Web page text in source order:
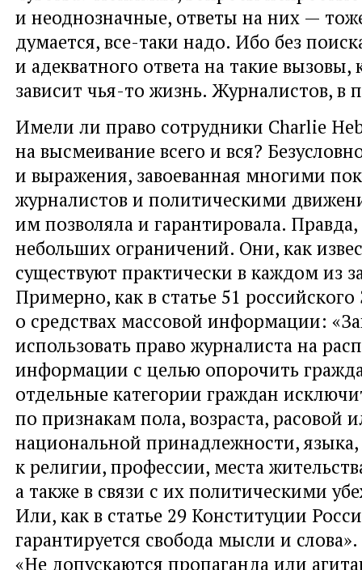
и неоднозначные, ответы на них —
думается, все-таки надо. Ибо без
и адекватного ответа на такие вызовы,
зависит чья-то жизнь. Журналистов, в
Имели ли право сотрудники Charlie
на высмеивание всего и вся?
и выражения, завоеванная многими
журналистов и политическими
им позволяла и гарантировала.
небольших ограничений. Они, как
существуют практически в каждом из
Примерно, как в статье 51 российского
о средствах массовой информации:
использовать право журналиста на
информации с целью опорочить
отдельные категории граждан
по признакам пола, возраста, расовой
национальной принадлежности,
к религии, профессии, места
а также в связи с их политическими
Или, как в статье 29 Конституции
гарантируется свобода мысли и
«Не допускаются пропаганда или